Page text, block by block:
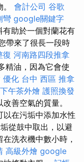
會計公司 谷歌
彎 google關鍵字
有助於一個對蘭花有
帶來了很長一段時
復 河南路四段推拿
精油，因為它會使
優化 台中 西區 推拿
下午茶外燴 護照換發
善空氣的質量。
在污垢中添加水性
從鼓中取出，以避
洗衣機中數小時，
高級外燴 google